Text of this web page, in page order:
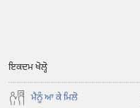
ਇਕਦਮ ਖੋਲ੍ਹੋ
ਮੈਨੂੰ ਆ ਕੇ ਮਿਲੋ